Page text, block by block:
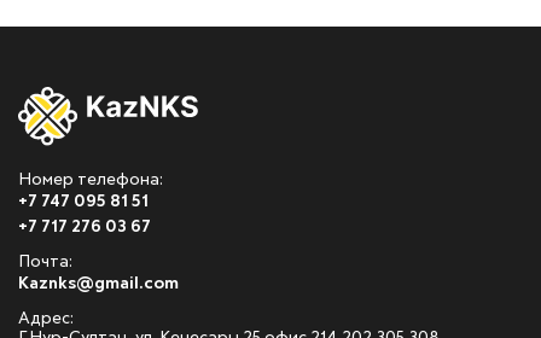
Номер телефона:
+7 747 095 81 51
+7 717 276 03 67
Почта:
Kaznks@gmail.com
Адрес: